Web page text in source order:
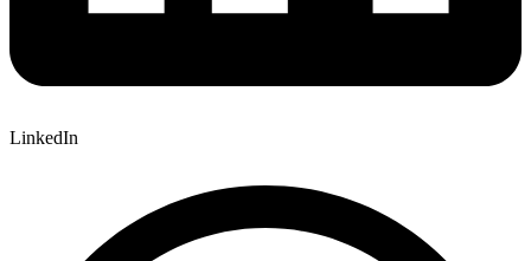
LinkedIn